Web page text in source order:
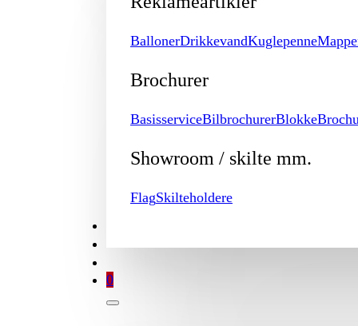
BallonerDrikkevandKuglepenne
Brochurer
BasisserviceBilbrochurerBlokke
Showroom / skilte mm.
FlagSkilteholdere
0